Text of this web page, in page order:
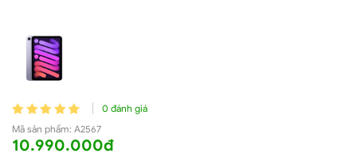
0 đánh giá
Mã sản phẩm: A2567
10.990.000đ